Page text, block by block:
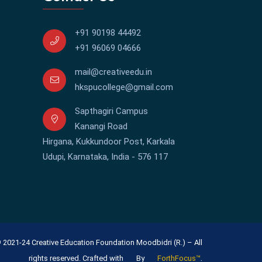
+91 90198 44492
+91 96069 04666
mail@creativeedu.in
hkspucollege@gmail.com
Sapthagiri Campus
Kanangi Road
Hirgana, Kukkundoor Post, Karkala
Udupi, Karnataka, India - 576 117
24 Creative Education Foundation Moodbidri (R.) – All
rights reserved. Crafted with
By ForthFocus™.